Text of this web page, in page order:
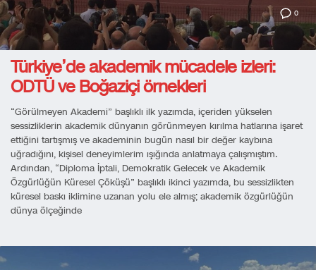
0
Türkiye’de akademik mücadele izleri:
ODTÜ ve Boğaziçi örnekleri
“Görülmeyen Akademi” başlıklı ilk yazımda, içeriden yükselen
sessizliklerin akademik dünyanın görünmeyen kırılma hatlarına işaret
ettiğini tartışmış ve akademinin bugün nasıl bir değer kaybına
uğradığını, kişisel deneyimlerim ışığında anlatmaya çalışmıştım.
Ardından, “Diploma İptali, Demokratik Gelecek ve Akademik
Özgürlüğün Küresel Çöküşü” başlıklı ikinci yazımda, bu sessizlikten
küresel baskı iklimine uzanan yolu ele almış; akademik özgürlüğün
dünya ölçeğinde